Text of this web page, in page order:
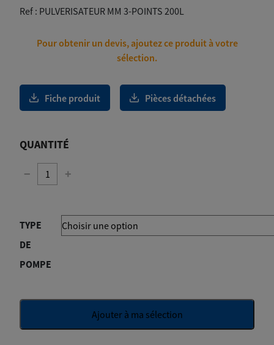
Ref : PULVERISATEUR MM 3-POINTS 200L
Pour obtenir un devis, ajoutez ce produit à votre
sélection.
Fiche produit Pièces détachées
QUANTITÉ
− +
TYPE
DE
POMPE
Ajouter à ma sélection